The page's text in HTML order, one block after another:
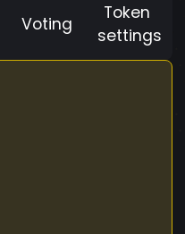
Voting
Token
settings